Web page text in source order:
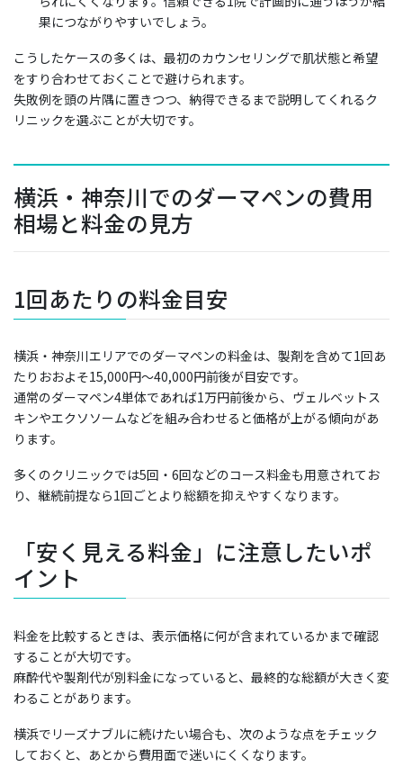
果につながりやすいでしょう。
こうしたケースの多くは、最初のカウンセリングで肌状態と希望
をすり合わせておくことで避けられます。
失敗例を頭の片隅に置きつつ、納得できるまで説明してくれるク
リニックを選ぶことが大切です。
横浜・神奈川でのダーマペンの費用
相場と料金の見方
1回あたりの料金目安
横浜・神奈川エリアでのダーマペンの料金は、製剤を含めて1回あ
たりおおよそ15,000円〜40,000円前後が目安です。
通常のダーマペン4単体であれば1万円前後から、ヴェルベットス
キンやエクソソームなどを組み合わせると価格が上がる傾向があ
ります。
多くのクリニックでは5回・6回などのコース料金も用意されてお
り、継続前提なら1回ごとより総額を抑えやすくなります。
「安く見える料金」に注意したいポ
イント
料金を比較するときは、表示価格に何が含まれているかまで確認
することが大切です。
麻酔代や製剤代が別料金になっていると、最終的な総額が大きく変
わることがあります。
横浜でリーズナブルに続けたい場合も、次のような点をチェック
しておくと、あとから費用面で迷いにくくなります。